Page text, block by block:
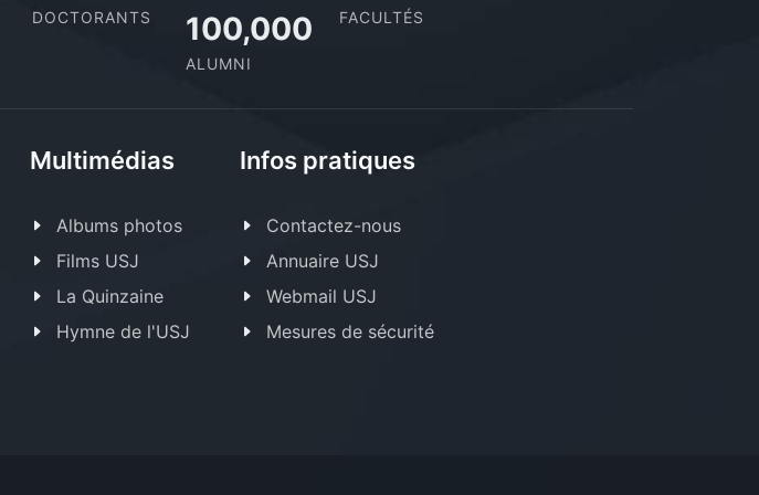
DOCTORANTS
100,000
ALUMNI
FACULTÉS
Multimédias
Albums photos
Films USJ
La Quinzaine
Hymne de l'USJ
Infos pratiques
Contactez-nous
Annuaire USJ
Webmail USJ
Mesures de sécurité